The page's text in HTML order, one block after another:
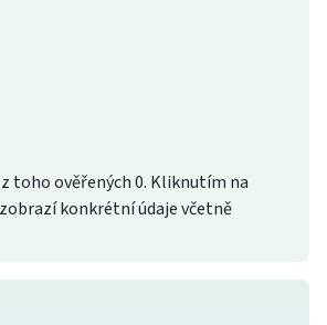
toho ověřených 0. Kliknutím na
konkrétní údaje včetně